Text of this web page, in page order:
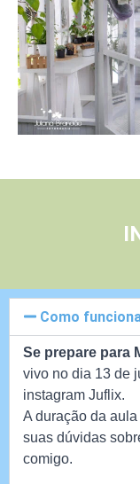
Como
Se prepare para
vivo no dia 13 de
instagram Juflix.
A duração da
suas dúvidas
comigo.